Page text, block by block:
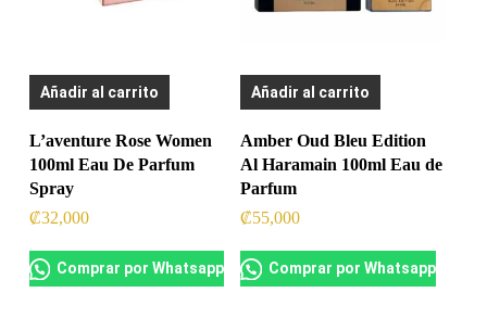
Añadir al carrito
L’aventure Rose Women
100ml Eau De Parfum
Spray
₡32,000
Comprar por Whatsapp
Añadir al carrito
Amber Oud Bleu Edition
Al Haramain 100ml Eau de
Parfum
₡55,000
Comprar por Whatsapp